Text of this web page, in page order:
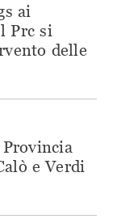
ai
Prc si
delle
e Verdi